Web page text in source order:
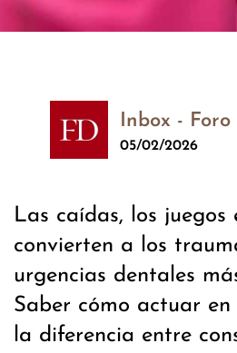
Inbox -
05/02/2026
Las caídas, los
convierten a los
urgencias dentales
Saber cómo actuar
la diferencia entre